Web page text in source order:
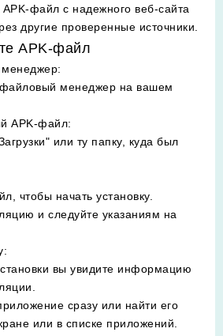
файл с надежного веб-сайта
другие проверенные источники.
APK-файл
:
файловый менеджер на вашем
APK-файл:
или ту папку, куда был
чтобы начать установку.
и следуйте указаниям на
:
вы увидите информацию
сразу или найти его
или в списке приложений.